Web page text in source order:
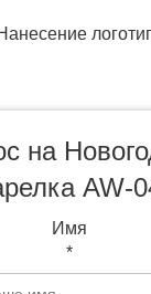
на
AW-
Имя
*